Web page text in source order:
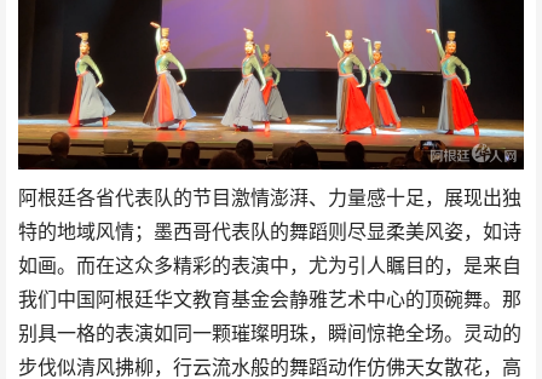
阿根廷各省代表队的节目激情澎湃、力量感十足，展现出独
特的地域风情；墨西哥代表队的舞蹈则尽显柔美风姿，如诗
如画。而在这众多精彩的表演中，尤为引人瞩目的，是来自
我们中国阿根廷华文教育基金会静雅艺术中心的顶碗舞。那
别具一格的表演如同一颗璀璨明珠，瞬间惊艳全场。灵动的
步伐似清风拂柳，行云流水般的舞蹈动作仿佛天女散花，高